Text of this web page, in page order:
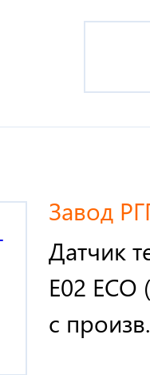
Завод
Датчик
E02 ECO
с